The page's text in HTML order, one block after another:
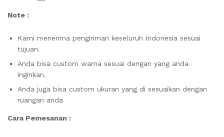
Note :
Kami menerima pengiriman keseluruh Indonesia sesuai
tujuan.
Anda bisa custom warna sesuai dengan yang anda
inginkan.
Anda juga bisa custom ukuran yang di sesuaikan dengan
ruangan anda
Cara Pemesanan :